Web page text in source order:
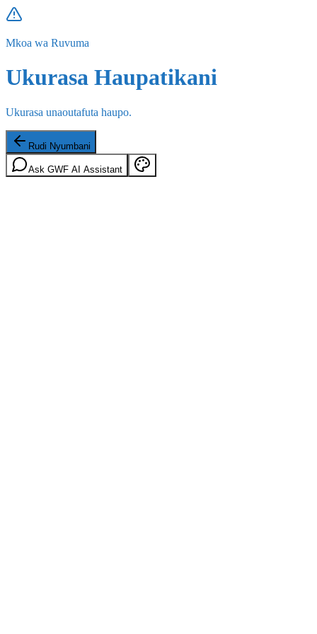
Mkoa wa Ruvuma
Ukurasa Haupatikani
Ukurasa unaoutafuta haupo.
Rudi Nyumbani
Ask GWF AI Assistant